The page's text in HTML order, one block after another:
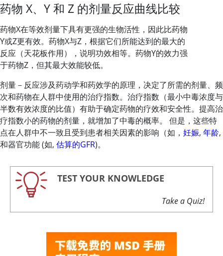
药物 X、Y 和 Z 的剂量反应曲线比较
药物X在等效剂量下具有更强的生物活性，因此比药物
Y或Z更有效。药物X与Z，根据它们所能达到的最大的
反应（天花板作用），说明功效相等。药物Y的效力强
于药物Z，但其最大效能较低。
剂量－反应涉及药动学和药效学的原理，决定了所需的剂量、频
次和药物在人群中使用的治疗指数。治疗指数（最小中毒浓度与
半数有效浓度的比值）有助于确定药物的疗效和安全性。提高治
疗指数小的药物的剂量，就增加了中毒的概率。 但是，这些特
点在人群中不一致且受到患者相关因素的影响（如， 妊娠, 年龄,
和器官功能 (如, 估算的GFR)。
TEST YOUR KNOWLEDGE
Take a Quiz!